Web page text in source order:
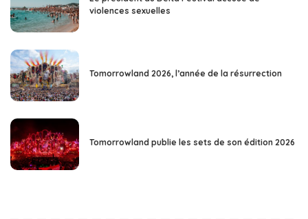
violences sexuelles
Tomorrowland 2026, l’année de la résurrection
Tomorrowland publie les sets de son édition 2026